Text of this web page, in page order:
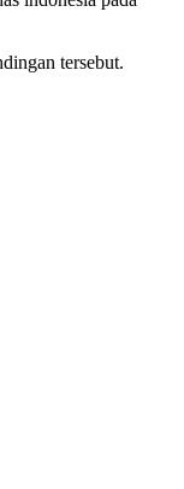
tersebut.